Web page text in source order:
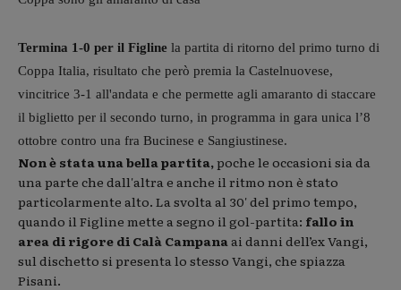
Termina 1-0 per il Figline la partita di ritorno del primo turno di
Coppa Italia, risultato che però premia la Castelnuovese,
vincitrice 3-1 all'andata e che permette agli amaranto di staccare
il biglietto per il secondo turno, in programma in gara unica l’8
ottobre contro una fra Bucinese e Sangiustinese.
Non è stata una bella partita, poche le occasioni sia da
una parte che dall'altra e anche il ritmo non è stato
particolarmente alto. La svolta al 30' del primo tempo,
quando il Figline mette a segno il gol-partita: fallo in
area di rigore di Calà Campana ai danni dell’ex Vangi,
sul dischetto si presenta lo stesso Vangi, che spiazza
Pisani.